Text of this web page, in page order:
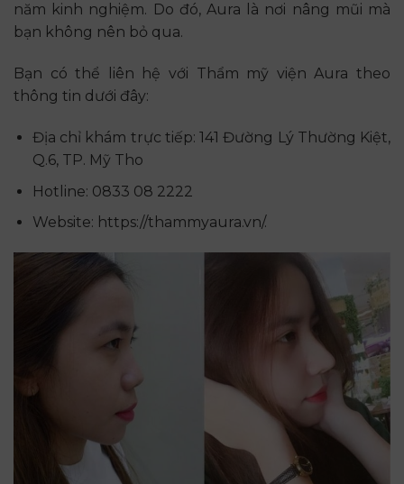
năm kinh nghiệm. Do đó, Aura là nơi nâng mũi mà
bạn không nên bỏ qua.
Bạn có thể liên hệ với Thẩm mỹ viện Aura theo
thông tin dưới đây:
Địa chỉ khám trực tiếp: 141 Đường Lý Thường Kiệt,
Q.6, TP. Mỹ Tho
Hotline: 0833 08 2222
Website: https://thammyaura.vn/.